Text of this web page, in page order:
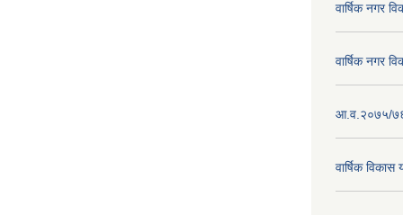
वार्षिक नगर
वार्षिक नगर
आ.व.२०७५/७६
वार्षिक